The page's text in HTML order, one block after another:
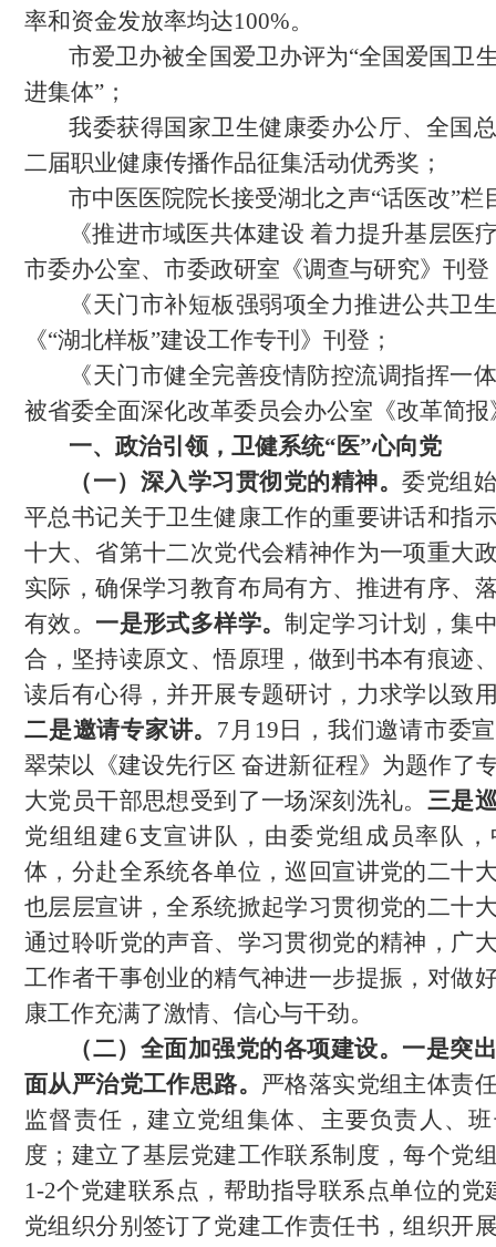
率和资金发放率均达100%。
市爱卫办被全国爱卫办评为“全国爱国卫
进集体”；
我委获得国家卫生健康委办公厅、全国
二届职业健康传播作品征集活动优秀奖；
市中医医院院长接受湖北之声“话医改”栏
《推进市域医共体建设 着力提升基层医
市委办公室、市委政研室《调查与研究》刊登
《天门市补短板强弱项全力推进公共卫
《“湖北样板”建设工作专刊》刊登；
《天门市健全完善疫情防控流调指挥一
被省委全面深化改革委员会办公室《改革简报
一、 政治引领，卫健系统“医”心向党
（一）深入学习贯彻党的精神。委党组
平总书记关于卫生健康工作的重要讲话和指
十大、省第十二次党代会精神作为一项重大
实际，确保学习教育布局有方、推进有序、
有效。 一是形式多样学。制定学习计划，集
合，坚持读原文、悟原理，做到书本有痕迹
读后有心得，并开展专题研讨，力求学以致
二是邀请专家讲。 7月19日，我们邀请市委
翠荣以《建设先行区 奋进新征程》为题作了
大党员干部思想受到了一场深刻洗礼。 三是
党组组建6支宣讲队，由委党组成员率队
体，分赴全系统各单位，巡回宣讲党的二十
也层层宣讲，全系统掀起学习贯彻党的二十
通过聆听党的声音、学习贯彻党的精神，广
工作者干事创业的精气神进一步提振，对做
康工作充满了激情、信心与干劲。
（二）全面加强党的各项建设。 一是突
面从严治党工作思路。 严格落实党组主体责
监督责任，建立党组集体、主要负责人、
度；建立了基层党建工作联系制度，每个党
1-2个党建联系点，帮助指导联系点单位的党
党组织分别签订了党建工作责任书，组织开